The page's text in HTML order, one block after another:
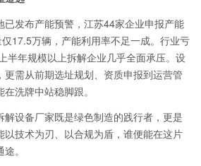
已发布产能预警，江苏44家企业申报产能
17.5万辆，产能利用率不足一成。行业亏
半年规模以上拆解企业几乎全面承压。设
需从前期选址规划、资质申报到运营管
洗牌中站稳脚跟。
设备厂家既是绿色制造的践行者，更是
以技术为刃、以合规为盾，谁便能在这片
。